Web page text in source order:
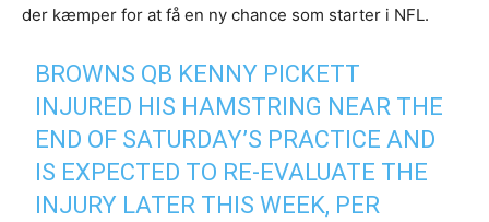
der kæmper for at få en ny chance som starter i NFL.
BROWNS QB KENNY PICKETT
INJURED HIS HAMSTRING NEAR THE
END OF SATURDAY’S PRACTICE AND
IS EXPECTED TO RE-EVALUATE THE
INJURY LATER THIS WEEK, PER